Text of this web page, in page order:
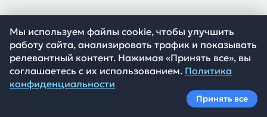
Новости компании
Мы используем файлы cookie, чтобы улучшить
работу сайта, анализировать трафик и показывать
релевантный контент. Нажимая «Принять все», вы
соглашаетесь с их использованием. Политика
конфиденциальности
Принять все